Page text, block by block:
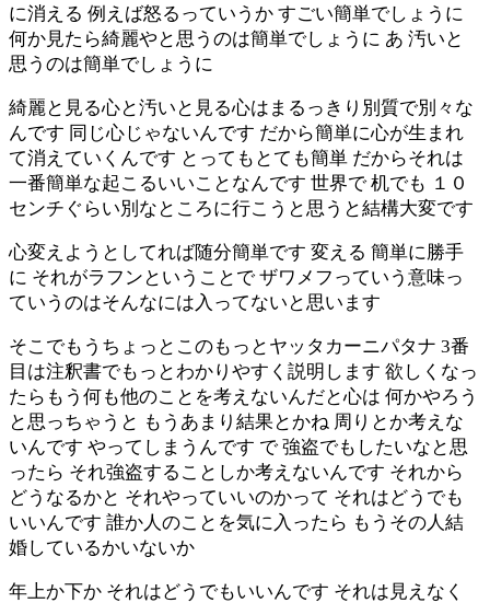
に消える 例えば怒るっていうか すごい簡単でしょうに
何か見たら綺麗やと思うのは簡単でしょうに あ 汚いと
思うのは簡単でしょうに
綺麗と見る心と汚いと見る心はまるっきり別質で別々な
んです 同じ心じゃないんです だから簡単に心が生まれ
て消えていくんです とってもとても簡単 だからそれは
一番簡単な起こるいいことなんです 世界で 机でも １０
センチぐらい別なところに行こうと思うと結構大変です
心変えようとしてれば随分簡単です 変える 簡単に勝手
に それがラフンということで ザワメフっていう意味っ
ていうのはそんなには入ってないと思います
そこでもうちょっとこのもっとヤッタカーニパタナ 3番
目は注釈書でもっとわかりやすく説明します 欲しくなっ
たらもう何も他のことを考えないんだと心は 何かやろう
と思っちゃうと もうあまり結果とかね 周りとか考えな
いんです やってしまうんです で 強盗でもしたいなと思
ったら それ強盗することしか考えないんです それから
どうなるかと それやっていいのかって それはどうでも
いいんです 誰か人のことを気に入ったら もうその人結
婚しているかいないか
年上か下か それはどうでもいいんです それは見えなく